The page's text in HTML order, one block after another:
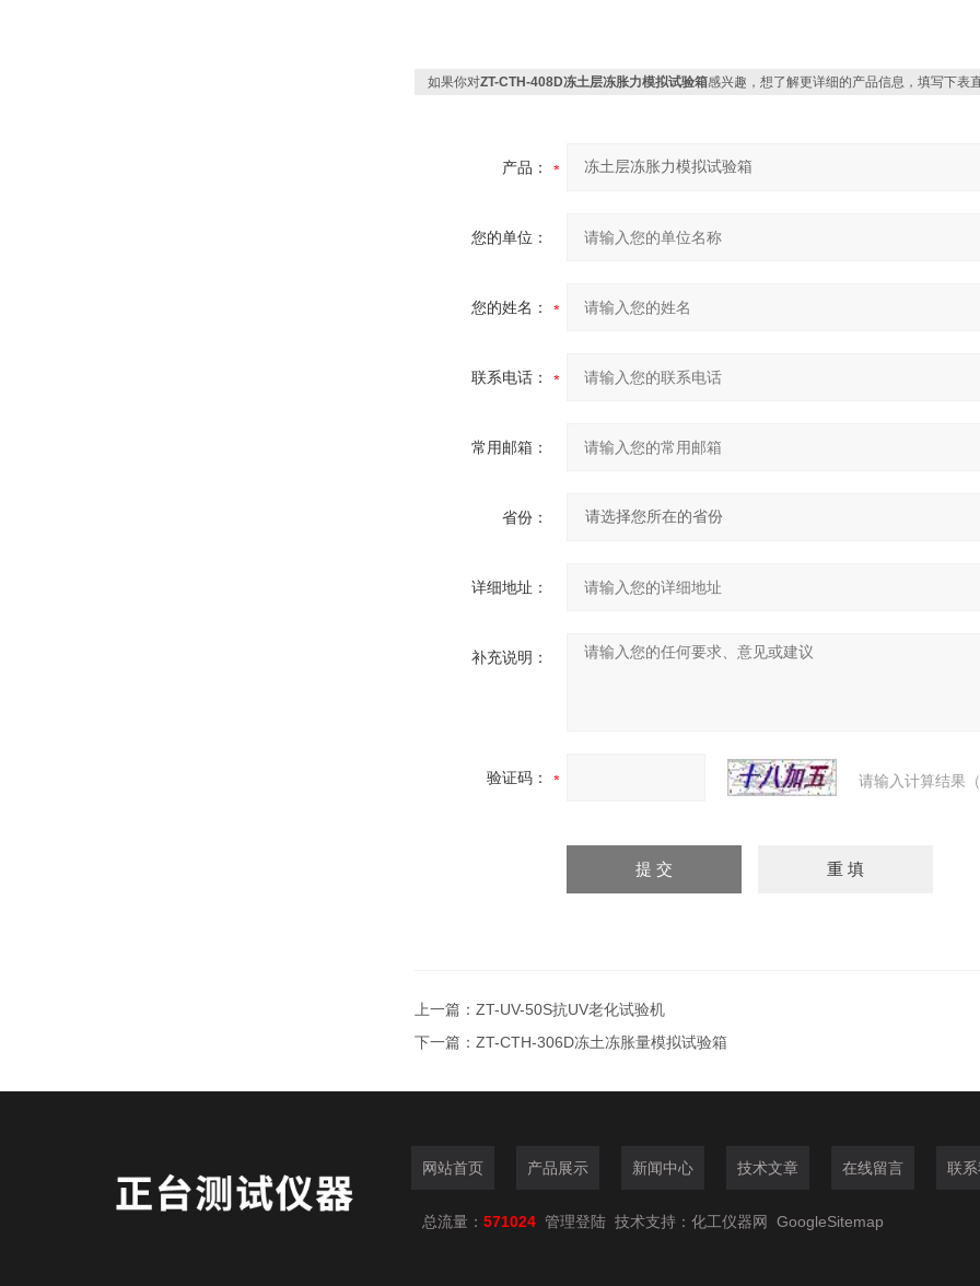
如果你对ZT-CTH-408D冻土层冻胀力模拟试验箱感兴趣，想了解更详细的产品信息，填写下表
产品：
您的单位：
您的姓名：
联系电话：
常用邮箱：
省份：
详细地址：
补充说明：
验证码： 请输入计算结果
上一篇： ZT-UV-50S抗UV老化试验机
下一篇： ZT-CTH-306D冻土冻胀量模拟试验箱
网站首页 产品展示 新闻中心 技术文章 在线留言 联
总流量： 571024 管理登陆 技术支持： 化工仪器网 GoogleSitemap